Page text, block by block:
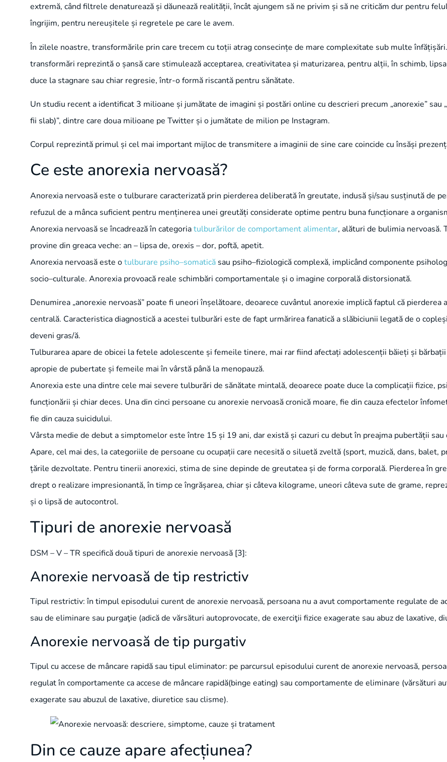
extremă, când filtrele denaturează și dăunează realității, încât ajungem să ne privim și să ne criticăm dur pentru
îngrijim, pentru nereușitele și regretele pe care le avem.
În zilele noastre, transformările prin care trecem cu toții atrag consecințe de mare complexitate sub multe
transformări reprezintă o șansă care stimulează acceptarea, creativitatea și maturizarea, pentru alții, în schimb,
duce la stagnare sau chiar regresie, într-o formă riscantă pentru sănătate.
Un studiu recent a identificat 3 milioane și jumătate de imagini și postări online cu descrieri precum „anorexie” sau
fii slab)”, dintre care doua milioane pe Twitter și o jumătate de milion pe Instagram.
Corpul reprezintă primul și cel mai important mijloc de transmitere a imaginii de sine care coincide cu însăși
Ce este anorexia nervoasă?
Anorexia nervoasă este o tulburare caracterizată prin pierderea deliberată în greutate, indusă și/sau susținută de
refuzul de a mânca suficient pentru menținerea unei greutăți considerate optime pentru buna funcționare a
Anorexia nervoasă se încadrează în categoriatulburărilor de comportament alimentar, alături de bulimia nervoasă.
provine din greaca veche: an – lipsa de, orexis – dor, poftă, apetit.
Anorexia nervoasă este otulburare psiho–somatică sau psiho–fiziologică complexă, implicând componente
socio–culturale. Anorexia provoacă reale schimbări comportamentale și o imagine corporală distorsionată.
Denumirea „anorexie nervoasă” poate fi uneori înșelătoare, deoarece cuvântul anorexie implică faptul că
centrală. Caracteristica diagnostică a acestei tulburări este de fapt urmărirea fanatică a slăbiciunii legată de o
deveni gras/ă.
Tulburarea apare de obicei la fetele adolescente și femeile tinere, mai rar fiind afectați adolescenții băieți și
apropie de pubertate și femeile mai în vârstă până la menopauză.
Anorexia este una dintre cele mai severe tulburări de sănătate mintală, deoarece poate duce la complicații fizice,
funcționării și chiar deces. Una din cinci persoane cu anorexie nervoasă cronică moare, fie din cauza efectelor
fie din cauza suicidului.
Vârsta medie de debut a simptomelor este între 15 și 19 ani, dar există și cazuri cu debut în preajma pubertății sau
Apare, cel mai des, la categoriile de persoane cu ocupații care necesită o siluetă zveltă (sport, muzică, dans, balet,
țările dezvoltate. Pentru tinerii anorexici, stima de sine depinde de greutatea și de forma corporală. Pierderea în
drept o realizare impresionantă, în timp ce îngrășarea, chiar și câteva kilograme, uneori câteva sute de grame,
și o lipsă de autocontrol.
Tipuri de anorexie nervoasă
DSM – V – TR specifică două tipuri de anorexie nervoasă [3]:
Anorexie nervoasă de tip restrictiv
Tipul restrictiv: în timpul episodului curent de anorexie nervoasă, persoana nu a avut comportamente regulate de
sau de eliminare sau purgaţie (adică de vărsături autoprovocate, de exerciţii fizice exagerate sau abuz de laxative,
Anorexie nervoasă de tip purgativ
Tipul cu accese de mâncare rapidă sau tipul eliminator: pe parcursul episodului curent de anorexie nervoasă,
regulat în comportamente ca accese de mâncare rapidă(binge eating) sau comportamente de eliminare (vărsături
exagerate sau abuzul de laxative, diuretice sau clisme).
Din ce cauze apare afecțiunea?